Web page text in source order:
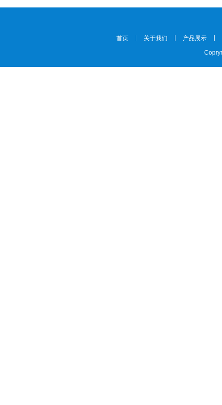
首页 关于我们 产品展示